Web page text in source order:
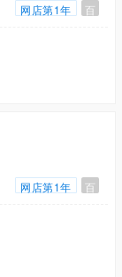
网店第1年 百
网店第1年 百